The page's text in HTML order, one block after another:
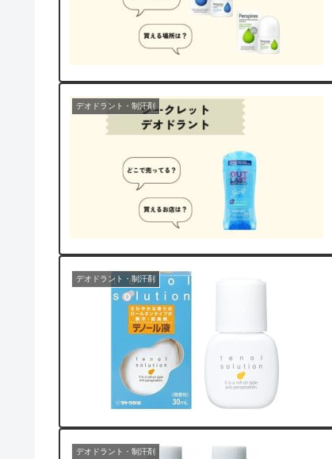
デオドラント・制汗剤
デオドラント・制汗剤
デオドラント・制汗剤